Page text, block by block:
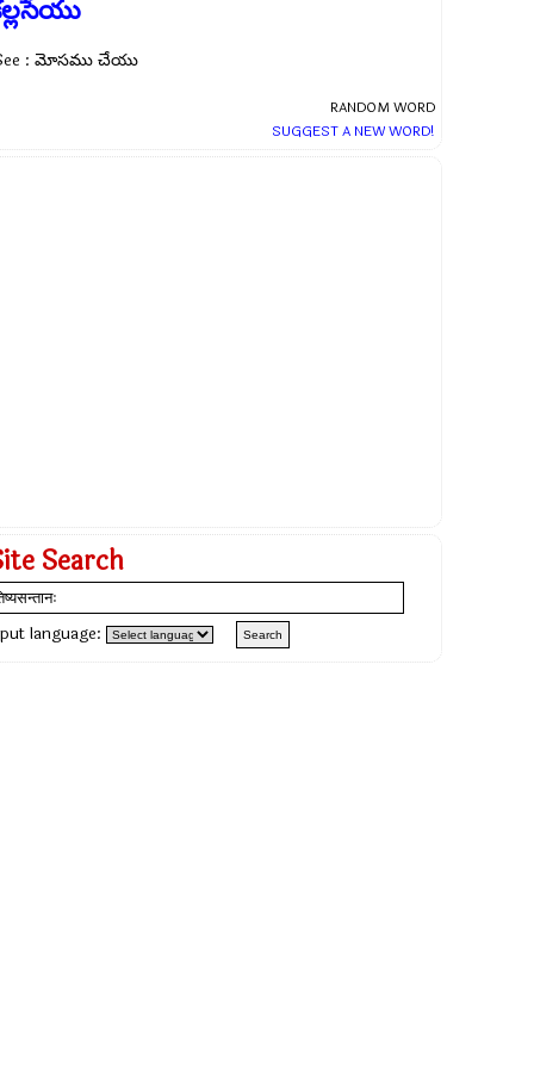
: మోసము చేయు
RANDOM WORD
SUGGEST A NEW WORD!
Search
language: